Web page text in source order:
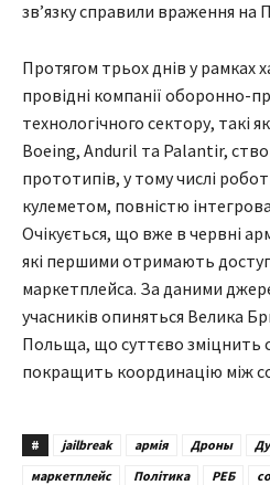
зв’язку справили враження на
Протягом трьох днів у рамках
провідні компанії оборонно-
технологічного сектору, такі
Boeing, Anduril та Palantir,
прототипів, у тому числі
кулеметом, повністю
Очікується, що вже в червні
які першими отримають
маркетплейса. За даними
учасників опиняться Велика
Польща, що суттєво зміцнить
покращить координацію між
# jailbreak армія Дроны
маркетплейс
Політика РЕБ